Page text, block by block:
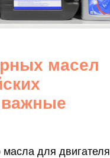
масел
важные
для двигателя